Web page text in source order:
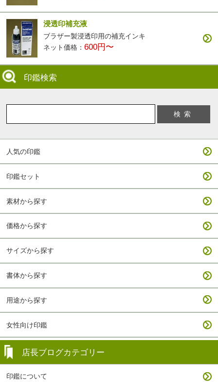
浸透印補充液
ブラザー製浸透印用の補充インキ
ネット価格：600円〜
印鑑検索
人気の印鑑
印鑑セット
素材から探す
価格から探す
サイズから探す
書体から探す
用途から探す
女性向け印鑑
店長ブログカテゴリー
印鑑について